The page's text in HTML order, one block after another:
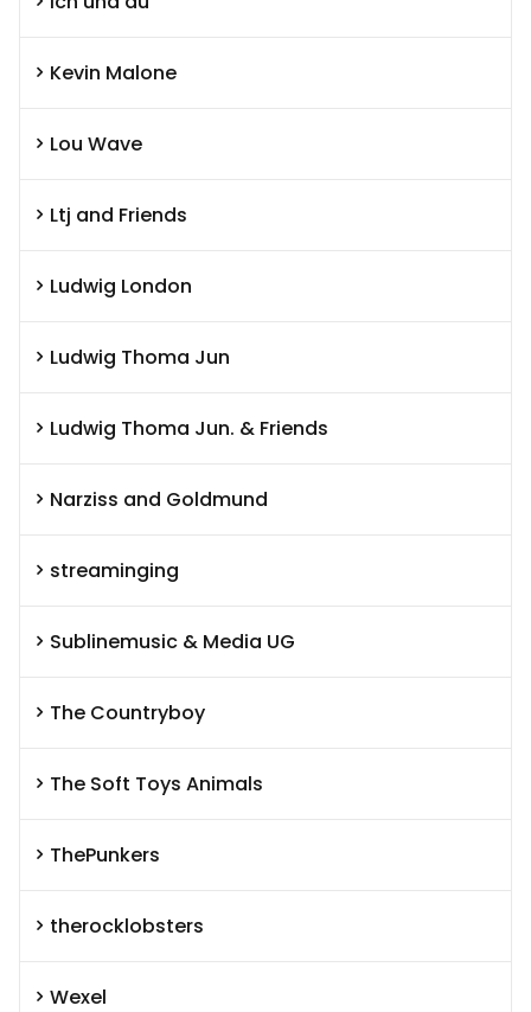
Kevin Malone
Lou Wave
Ltj and Friends
Ludwig London
Ludwig Thoma Jun
Ludwig Thoma Jun. & Friends
Narziss and Goldmund
streaminging
Sublinemusic & Media UG
The Countryboy
The Soft Toys Animals
ThePunkers
therocklobsters
Wexel